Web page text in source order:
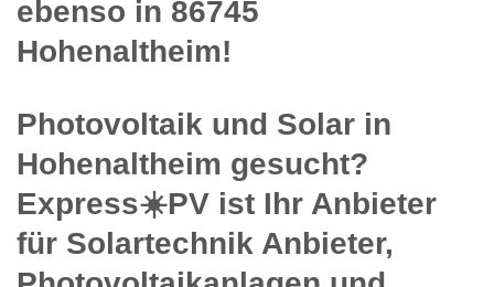
ebenso in 86745
Hohenaltheim!
Photovoltaik und Solar in
Hohenaltheim gesucht?
Express☀️PV️ ist Ihr Anbieter
für Solartechnik Anbieter,